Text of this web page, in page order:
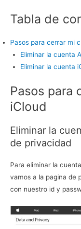
Tabla de
Pasos para cerrar mi
Eliminar la cuenta
Eliminar la cuenta
Pasos para
iCloud
Eliminar la
de privacidad
Para eliminar la
vamos a la pagina de
con nuestro id y